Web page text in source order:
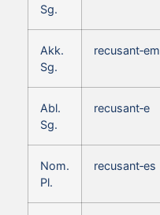
Sg.
Akk.
Sg.
recusant‑em
Abl.
Sg.
recusant‑e
Nom.
Pl.
recusant‑es